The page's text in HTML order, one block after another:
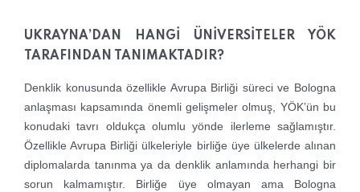
UKRAYNA’DAN HANGİ ÜNİVERSİTELER YÖK
TARAFINDAN TANIMAKTADIR?
Denklik konusunda özellikle Avrupa Birliği süreci ve Bologna
anlaşması kapsamında önemli gelişmeler olmuş, YÖK’ün bu
konudaki tavrı oldukça olumlu yönde ilerleme sağlamıştır.
Özellikle Avrupa Birliği ülkeleriyle birliğe üye ülkelerde alınan
diplomalarda tanınma ya da denklik anlamında herhangi bir
sorun kalmamıştır. Birliğe üye olmayan ama Bologna